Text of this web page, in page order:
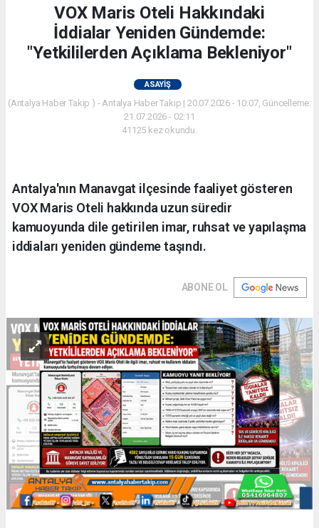
VOX Maris Oteli Hakkındaki
İddialar Yeniden Gündemde:
"Yetkililerden Açıklama Bekleniyor"
ASAYIŞ
(Antalya Haber Takip ) - Antalya Haber Takip | 20.07.2026 - 10:07, Güncelleme:
21.07.2026 - 02:11
41125 kez okundu.
Antalya'nın Manavgat ilçesinde faaliyet gösteren
VOX Maris Oteli hakkında uzun süredir
kamuoyunda dile getirilen imar, ruhsat ve yapılaşma
iddiaları yeniden gündeme taşındı.
ABONE OL